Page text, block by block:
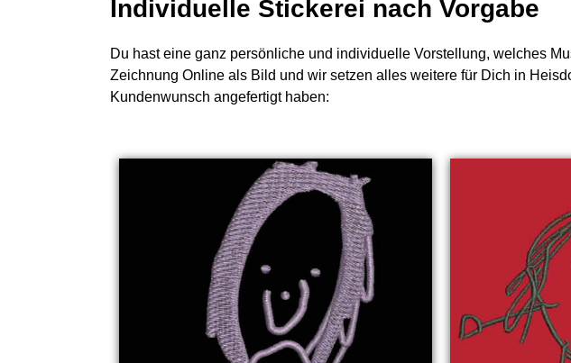
Individuelle Stickerei nach Vorgabe
Du hast eine ganz persönliche und individuelle Vorstellung, welches
Zeichnung Online als Bild und wir setzen alles weitere für Dich in
Kundenwunsch angefertigt haben: